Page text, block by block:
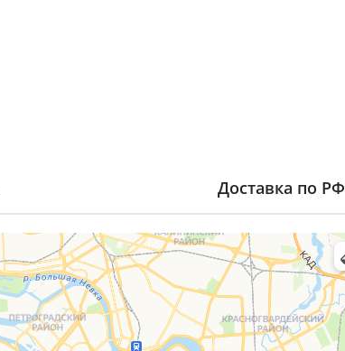
Доставка по РФ